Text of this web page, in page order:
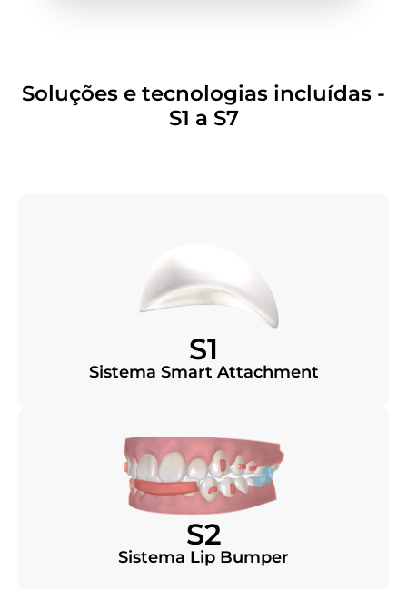
Soluções e tecnologias incluídas -
S1 a S7
S1
Sistema Smart Attachment
S2
Sistema Lip Bumper